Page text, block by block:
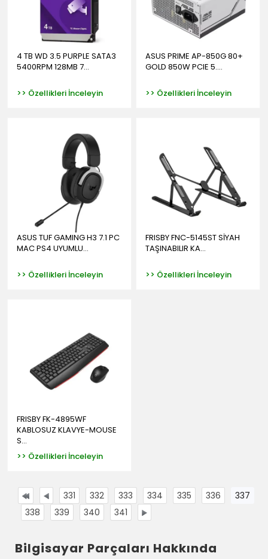
4 TB WD 3.5 PURPLE SATA3
5400RPM 128MB 7...
>> Özellikleri İnceleyin
ASUS PRIME AP-850G 80+
GOLD 850W PCIE 5....
>> Özellikleri İnceleyin
ASUS TUF GAMING H3 7.1 PC
MAC PS4 UYUMLU...
>> Özellikleri İnceleyin
FRISBY FNC-5145ST SİYAH
TAŞINABILIR KA...
>> Özellikleri İnceleyin
FRISBY FK-4895WF
KABLOSUZ KLAVYE-MOUSE
S...
>> Özellikleri İnceleyin
331 332 333 334 335 336
337
338
339 340 341
Bilgisayar Parçaları Hakkında